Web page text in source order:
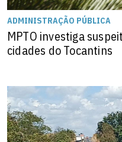
ADMINISTRAÇÃO PÚBLICA
MPTO investiga
cidades do Tocantins